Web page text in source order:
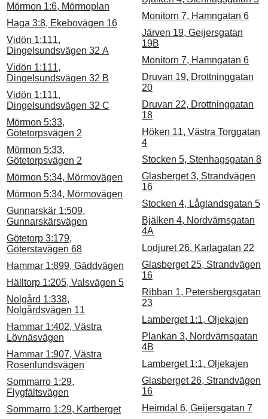
Mörmon 1:6, Mörmoplan
Haga 3:8, Ekebovägen 16
Vidön 1:111,
Dingelsundsvägen 32 A
Vidön 1:111,
Dingelsundsvägen 32 B
Vidön 1:111,
Dingelsundsvägen 32 C
Mörmon 5:33,
Götetorpsvägen 2
Mörmon 5:33,
Götetorpsvägen 2
Mörmon 5:34, Mörmovägen
Mörmon 5:34, Mörmovägen
Gunnarskär 1:509,
Gunnarskärsvägen
Götetorp 3:179,
Göterstavägen 68
Hammar 1:899, Gäddvägen
Hälltorp 1:205, Valsvägen 5
Nolgård 1:338,
Nolgårdsvägen 11
Hammar 1:402, Västra
Lövnäsvägen
Hammar 1:907, Västra
Rosenlundsvägen
Sommarro 1:29,
Flygfältsvägen
Sommarro 1:29, Kartberget
Monitorn 7, Hamngatan 6
Järven 19, Geijersgatan
19B
Monitorn 7, Hamngatan 6
Druvan 19, Drottninggatan
20
Druvan 22, Drottninggatan
18
Höken 11, Västra Torggatan
4
Stocken 5, Stenhagsgatan 8
Glasberget 3, Strandvägen
16
Stocken 4, Låglandsgatan 5
Bjälken 4, Nordvärnsgatan
4A
Lodjuret 26, Karlagatan 22
Glasberget 25, Strandvägen
16
Ribban 1, Petersbergsgatan
23
Lamberget 1:1, Oljekajen
Plankan 3, Nordvärnsgatan
4B
Lamberget 1:1, Oljekajen
Glasberget 26, Strandvägen
16
Heimdal 6, Geijersgatan 7